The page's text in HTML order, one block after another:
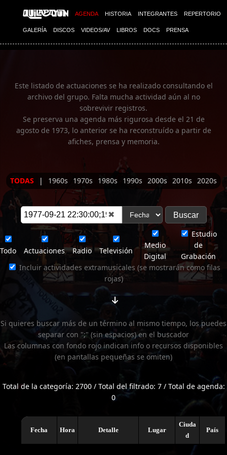
AGENDA HISTORIA INTEGRANTES REPERTORIO
GALERÍA DISCOS VIDEOS/AV LIBROS DOCS PRENSA
Imagen 01
Este listado de actuaciones se ha realizado consultando el
archivo del grupo. Falta mucha actividad aún al no
sobrevivir registros.
Se preserva una agenda más rigurosa desde el 21 de
agosto de 1973, lo anterior se ha reconstruído a partir de
afiches, prensa y memoria.
TODAS | 1960s 1970s 1980s 1990s 2000s 2010s 2020s
✖
Todo Actuaciones Radio Televisión
Medio
Digital
Estudio
de
Grabación
Incluir actividades extramusicales (se mostrarán como filas
rojas)
Si quieres buscar más de un término al mismo tiempo, los puedes
separar con ";" (sin espacios) en el buscador
Las columnas con fondo rojo indican info o recursos disponibles
(en pantallas pequeñas se omiten)
Total de la categoría: 2700 / Total del filtrado: 7 / Total de agenda:
0
Fecha Hora Detalle Lugar
Ciuda
d
País